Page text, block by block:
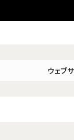
ウェブ